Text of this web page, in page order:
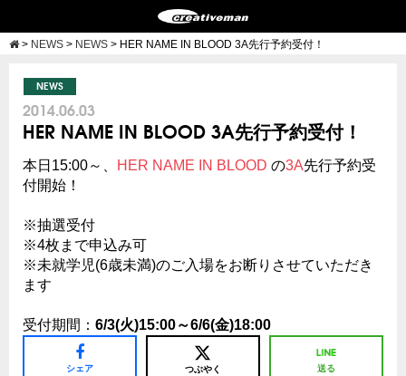
> NEWS > NEWS > HER NAME IN BLOOD 3A先行予約受付！
NEWS
2014.06.03
HER NAME IN BLOOD 3A先行予約受付！
本日15:00～、 HER NAME IN BLOOD の3A先行予約受
付開始！
※抽選受付
※4枚まで申込み可
※未就学児(6歳未満)のご入場をお断りさせていただき
ます
受付期間： 6/3(火)15:00～6/6(金)18:00
シェア つぶやく 送る